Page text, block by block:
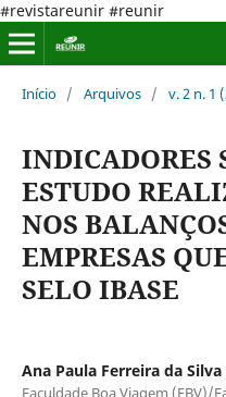
#revistareunir #reunir
Início / Arquivos / v. 2 n. 1
INDICADORES
ESTUDO
NOS
EMPRESAS
SELO IBASE
Ana Paula Ferreira da Silva
Faculdade Boa Viagem (FBV)/